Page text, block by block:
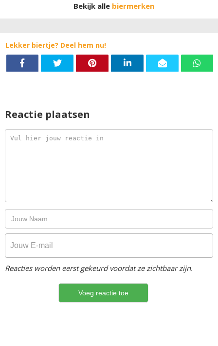
Bekijk alle biermerken
Lekker biertje? Deel hem nu!
Reactie plaatsen
Reacties worden eerst gekeurd voordat ze zichtbaar zijn.